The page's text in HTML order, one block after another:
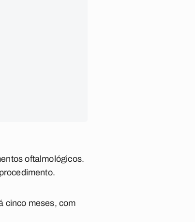
oftalmológicos.
cinco meses, com